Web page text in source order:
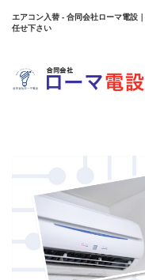
エアコン入替 - 合同会社ローマ電設
任せ下さい